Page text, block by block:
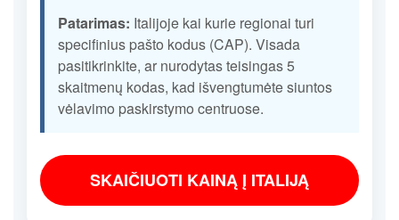
Patarimas: Italijoje kai kurie regionai turi
specifinius pašto kodus (CAP). Visada
pasitikrinkite, ar nurodytas teisingas 5
skaitmenų kodas, kad išvengtumėte siuntos
vėlavimo paskirstymo centruose.
SKAIČIUOTI KAINĄ Į ITALIJĄ